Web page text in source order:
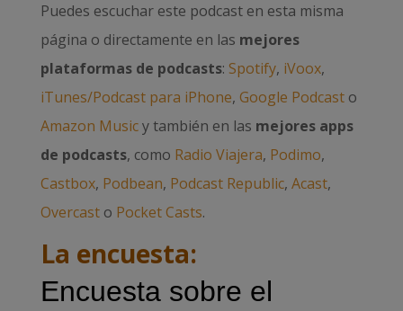
Puedes escuchar este podcast en esta misma
página o directamente en las mejores
plataformas de podcasts: Spotify, iVoox,
iTunes/Podcast para iPhone, Google Podcasto
Amazon Musicy también en las mejores apps
de podcasts, como Radio Viajera, Podimo,
Castbox, Podbean, Podcast Republic, Acast,
Overcasto Pocket Casts.
La encuesta: